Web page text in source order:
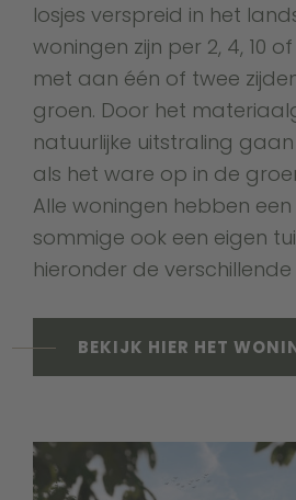
losjes verspreid in het
woningen zijn per 2, 4, 10
met aan één of twee
groen. Door het
natuurlijke uitstraling
als het ware op in de
Alle woningen hebben
sommige ook een eigen
hieronder de
BEKIJK HIER HET